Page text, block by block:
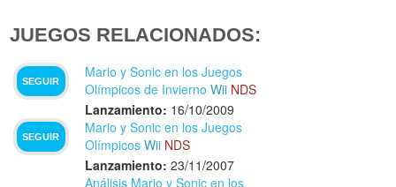
JUEGOS RELACIONADOS:
SEGUIR
Mario y Sonic en los Juegos
Olímpicos de Invierno Wii NDS
Lanzamiento: 16/10/2009
SEGUIR
Mario y Sonic en los Juegos
Olímpicos Wii NDS
Lanzamiento: 23/11/2007
Análisis Mario y Sonic en los